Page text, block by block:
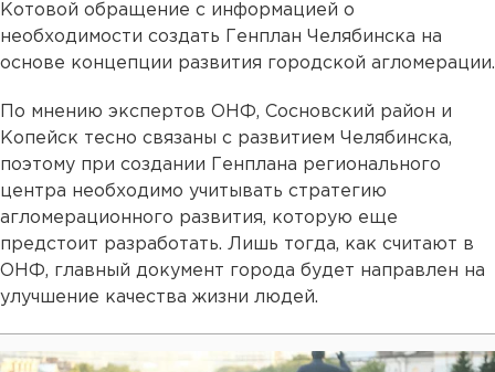
Котовой обращение с информацией о
необходимости создать Генплан Челябинска на
основе концепции развития городской агломерации.
По мнению экспертов ОНФ, Сосновский район и
Копейск тесно связаны с развитием Челябинска,
поэтому при создании Генплана регионального
центра необходимо учитывать стратегию
агломерационного развития, которую еще
предстоит разработать. Лишь тогда, как считают в
ОНФ, главный документ города будет направлен на
улучшение качества жизни людей.